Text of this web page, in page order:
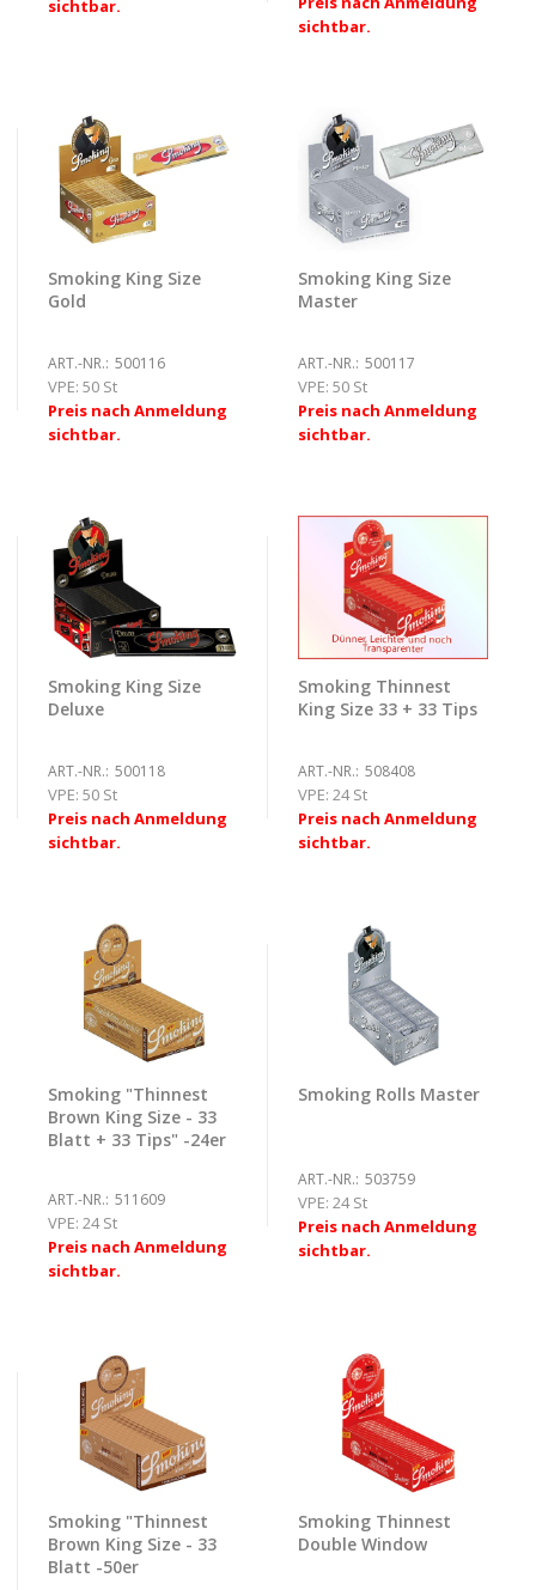
sichtbar.
sichtbar.
Smoking King Size
Gold
ART.-NR.: 500116
VPE: 50 St
Preis nach Anmeldung
sichtbar.
Smoking King Size
Master
ART.-NR.: 500117
VPE: 50 St
Preis nach Anmeldung
sichtbar.
Smoking King Size
Deluxe
ART.-NR.: 500118
VPE: 50 St
Preis nach Anmeldung
sichtbar.
Smoking Thinnest
King Size 33 + 33 Tips
ART.-NR.: 508408
VPE: 24 St
Preis nach Anmeldung
sichtbar.
Smoking "Thinnest
Brown King Size - 33
Blatt + 33 Tips" -24er
ART.-NR.: 511609
VPE: 24 St
Preis nach Anmeldung
sichtbar.
Smoking Rolls Master
ART.-NR.: 503759
VPE: 24 St
Preis nach Anmeldung
sichtbar.
Smoking "Thinnest
Brown King Size - 33
Blatt -50er
Smoking Thinnest
Double Window